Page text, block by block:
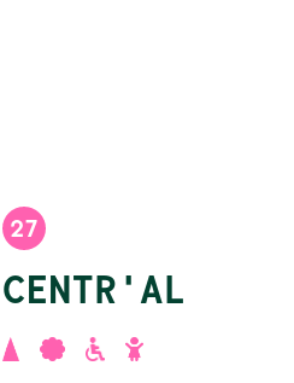
27
CENTR'AL